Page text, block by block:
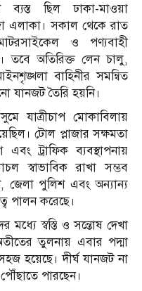
ব্যস্ত ছিল ঢাকা-মাওয়া
এলাকা। সকাল থেকে রাত
ও পণ্যবাহী
তবে অতিরিক্ত লেন চালু,
বাহিনীর সমন্বিত
যানজট তৈরি হয়নি।
যাত্রীচাপ মোকাবিলায়
টোল প্লাজার সক্ষমতা
ট্রাফিক ব্যবস্থাপনায়
স্বাভাবিক রাখা সম্ভব
জেলা পুলিশ এবং অন্যান্য
পালন করেছে।
মধ্যে স্বস্তি ও সন্তোষ দেখা
তুলনায় এবার পদ্মা
হয়েছে। দীর্ঘ যানজট না
পৌঁছাতে পারছেন।